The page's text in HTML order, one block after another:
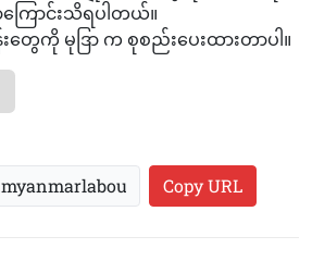
ြောင်းသိရပါတယ်။
ကို မုဒြာ က စုစည်းပေးထားတာပါ။
Copy URL